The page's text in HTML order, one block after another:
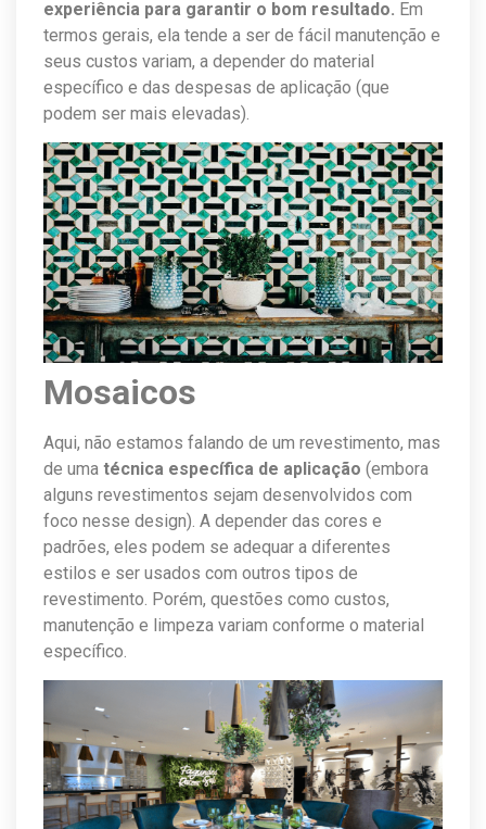
experiência para garantir o bom resultado. Em
termos gerais, ela tende a ser de fácil manutenção e
seus custos variam, a depender do material
específico e das despesas de aplicação (que
podem ser mais elevadas).
Mosaicos
Aqui, não estamos falando de um revestimento, mas
de uma técnica específica de aplicação (embora
alguns revestimentos sejam desenvolvidos com
foco nesse design). A depender das cores e
padrões, eles podem se adequar a diferentes
estilos e ser usados com outros tipos de
revestimento. Porém, questões como custos,
manutenção e limpeza variam conforme o material
específico.